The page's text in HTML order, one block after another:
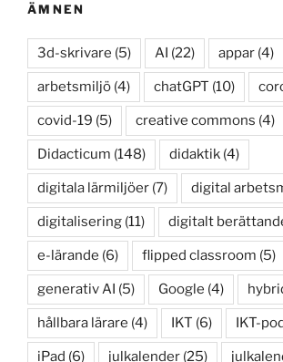
ÄMNEN
3d-skrivare (5) AI (22) appar (4)
arbetsmiljö (4) chatGPT (10)
covid-19 (5) creative commons (4)
Didacticum (148) didaktik (4)
digitala lärmiljöer (7) digital
digitalisering (11) digitalt
e-lärande (6) flipped classroom (5)
generativ AI (5) Google (4)
hållbara lärare (4) IKT (6) IKT-
iPad (6) julkalender (25)